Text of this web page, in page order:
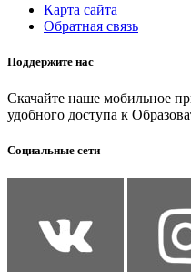
Карта сайта
Обратная связь
Поддержите нас
Скачайте наше мобильное
удобного доступа к
Социальные сети